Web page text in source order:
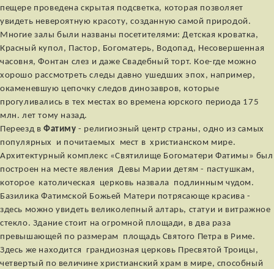
пещере проведена скрытая подсветка, которая позволяет
увидеть невероятную красоту, созданную самой природой.
Многие залы были названы посетителями: Детская кроватка,
Красный купол, Пастор, Богоматерь, Водопад, Несовершенная
часовня, Фонтан слез и даже Свадебный торт. Кое-где можно
хорошо рассмотреть следы давно ушедших эпох, например,
окаменевшую цепочку следов динозавров, которые
прогуливались в тех местах во времена юрского периода 175
млн. лет тому назад.
Переезд в Фатиму - религиозный центр страны, одно из самых
популярных и почитаемых мест в христианском мире.
Архитектурный комплекс «Святилище Богоматери Фатимы» был
построен на месте явления Девы Марии детям - пастушкам,
которое католическая церковь назвала подлинным чудом.
Базилика Фатимской Божьей Матери потрясающе красива -
здесь можно увидеть великолепный алтарь, статуи и витражное
стекло. Здание стоит на огромной площади, в два раза
превышающей по размерам площадь Святого Петра в Риме.
Здесь же находится грандиозная церковь Пресвятой Троицы,
четвертый по величине христианский храм в мире, способный